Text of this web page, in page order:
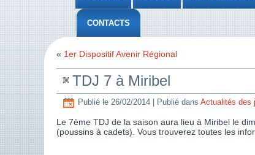
CONTACTS
« 1er Dispositif Avenir Régional
TDJ 7 à Miribel
Publié le 26/02/2014 Publié dans Actualités des
Le 7ème TDJ de la saison aura lieu à Miribel le
(poussins à cadets). Vous trouverez toutes les